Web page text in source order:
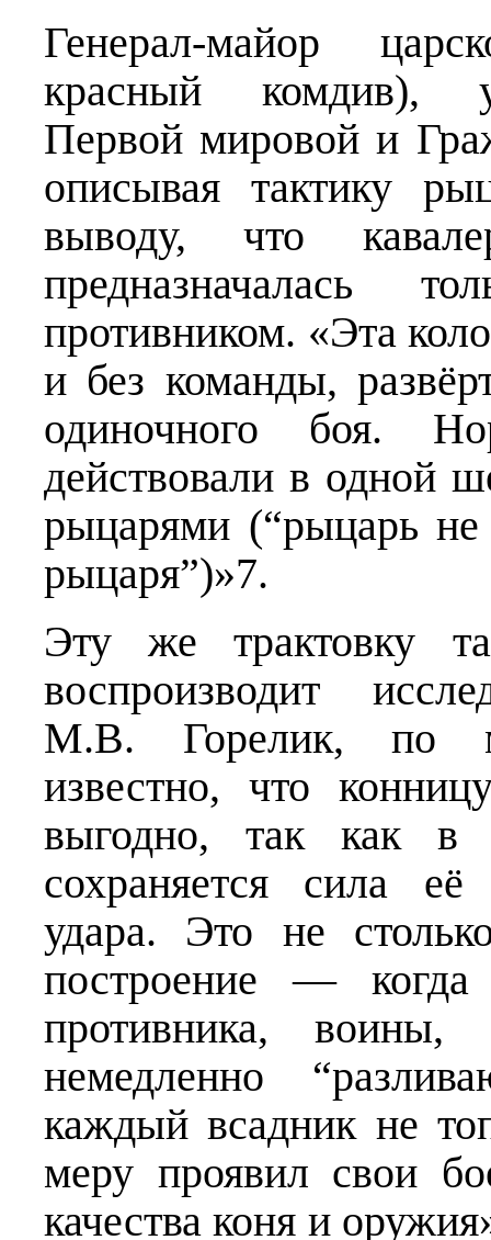
Генерал-майор
красный комдив),
Первой мировой и
описывая тактику
выводу, что
предназначалась
противником. «Эта
и без команды,
одиночного боя.
действовали в одной
рыцарями (“рыцарь
рыцаря”)»7.
Эту же трактовку
воспроизводит
М.В. Горелик, по
известно, что
выгодно, так как в
сохраняется сила её
удара. Это не
построение —
противника,
немедленно
каждый всадник не
меру проявил свои
качества коня и